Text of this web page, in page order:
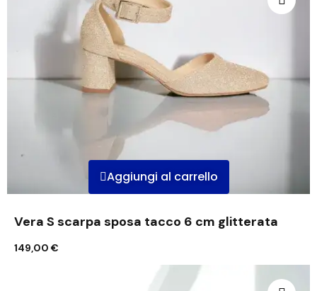
Aggiungi al carrello
Vera S scarpa sposa tacco 6 cm glitterata
149,00 €